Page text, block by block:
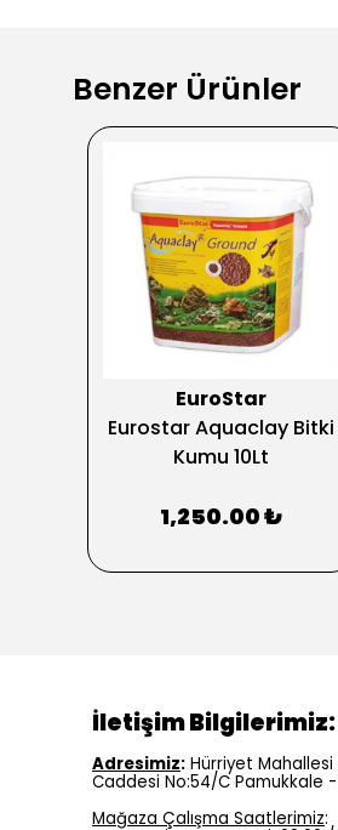
Benzer Ürünler
EuroStar
Eurostar Aquaclay Bitki
Kumu 10Lt
1,250.00 ₺
İletişim Bilgilerimiz:
Adresimiz: Hürriyet
Caddesi No:54/C Pamukkale -
Mağaza Çalışma Saatlerimiz: